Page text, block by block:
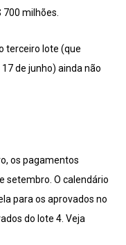
700 milhões.
terceiro lote (que
de junho) ainda não
os pagamentos
setembro. O calendário
para os aprovados no
do lote 4. Veja